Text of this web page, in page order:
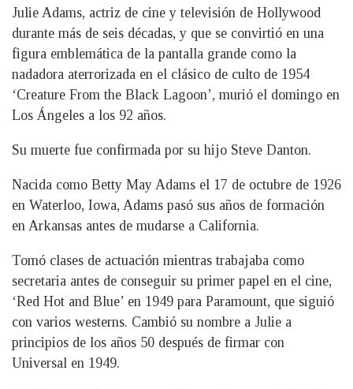
Julie Adams, actriz de cine y televisión de Hollywood
durante más de seis décadas, y que se convirtió en una
figura emblemática de la pantalla grande como la
nadadora aterrorizada en el clásico de culto de 1954
‘Creature From the Black Lagoon’, murió el domingo en
Los Ángeles a los 92 años.
Su muerte fue confirmada por su hijo Steve Danton.
Nacida como Betty May Adams el 17 de octubre de 1926
en Waterloo, Iowa, Adams pasó sus años de formación
en Arkansas antes de mudarse a California.
Tomó clases de actuación mientras trabajaba como
secretaria antes de conseguir su primer papel en el cine,
‘Red Hot and Blue’ en 1949 para Paramount, que siguió
con varios westerns. Cambió su nombre a Julie a
principios de los años 50 después de firmar con
Universal en 1949.